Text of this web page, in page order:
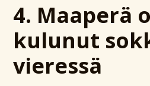
4. Maaperä
kulunut
vieressä